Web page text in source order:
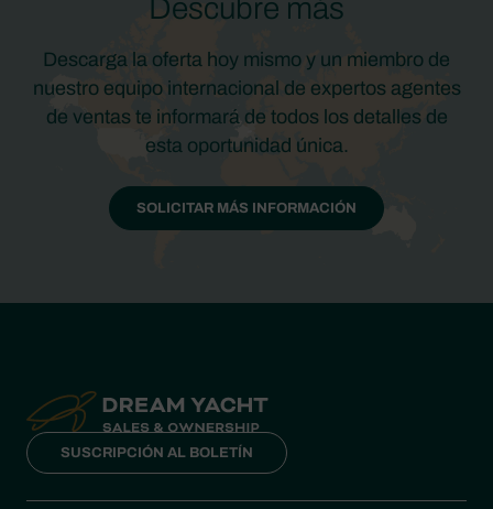
Descubre más
Descarga la oferta hoy mismo y un miembro de
nuestro equipo internacional de expertos agentes
de ventas te informará de todos los detalles de
esta oportunidad única.
SOLICITAR MÁS INFORMACIÓN
SUSCRIPCIÓN AL BOLETÍN